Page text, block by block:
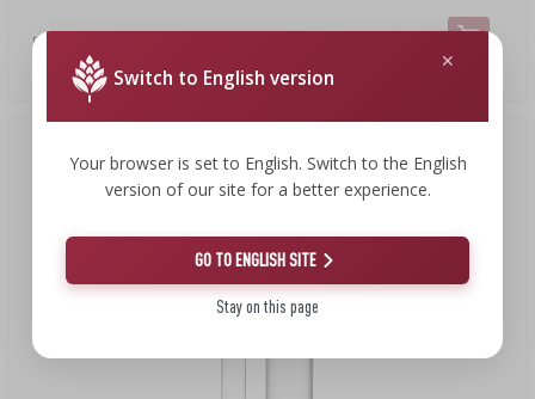
Frasco inquebrável multifuncional para fermentação, 5 L
5,22 EUR/unid.Switch to English version
Your browser is set to English. Switch to the English
version of our site for a better experience.
GO TO ENGLISH SITE
Stay on this page